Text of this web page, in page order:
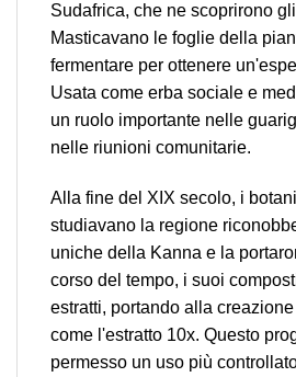
Sudafrica, che ne scoprirono
Masticavano le foglie della
fermentare per ottenere
Usata come erba sociale e
un ruolo importante nelle
nelle riunioni comunitarie.
Alla fine del XIX secolo, i
studiavano la regione
uniche della Kanna e la
corso del tempo, i suoi
estratti, portando alla
come l'estratto 10x. Questo
permesso un uso più